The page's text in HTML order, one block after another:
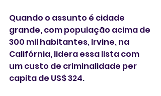
Quando o assunto é cidade
grande, com população acima de
300 mil habitantes, Irvine, na
Califórnia, lidera essa lista com
um custo de criminalidade per
capita de US$ 324.